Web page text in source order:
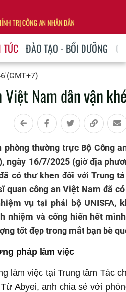
TỨC ĐÀO TẠO - BỒI DƯỠNG
Việt Nam dân vận
phòng thường trực Bộ Công
ngày 16/7/2025 (giờ địa
có thư khen đối với Trung
quan công an Việt Nam đã
vụ tại phái bộ UNISFA,
nhiệm và cống hiến hết
tốt đẹp trong mắt bạn bè
pháp làm việc
làm việc tại Trung tâm Tác
Abyei, anh chia sẻ với